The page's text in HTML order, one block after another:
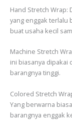
Hand Stretch Wrap:
yang enggak terlalu
buat usaha kecil
Machine Stretch
ini biasanya dipakai
barangnya tinggi.
Colored Stretch
Yang berwarna
barangnya enggak